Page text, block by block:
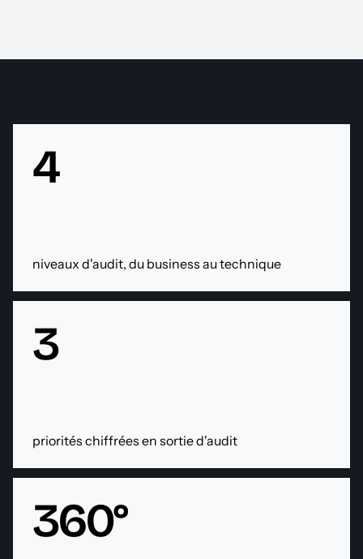
4
niveaux d'audit, du business au technique
3
priorités chiffrées en sortie d'audit
360°